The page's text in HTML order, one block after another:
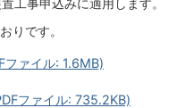
工事申込みに適用します。
りです。
ファイル: 1.6MB)
ファイル: 735.2KB)